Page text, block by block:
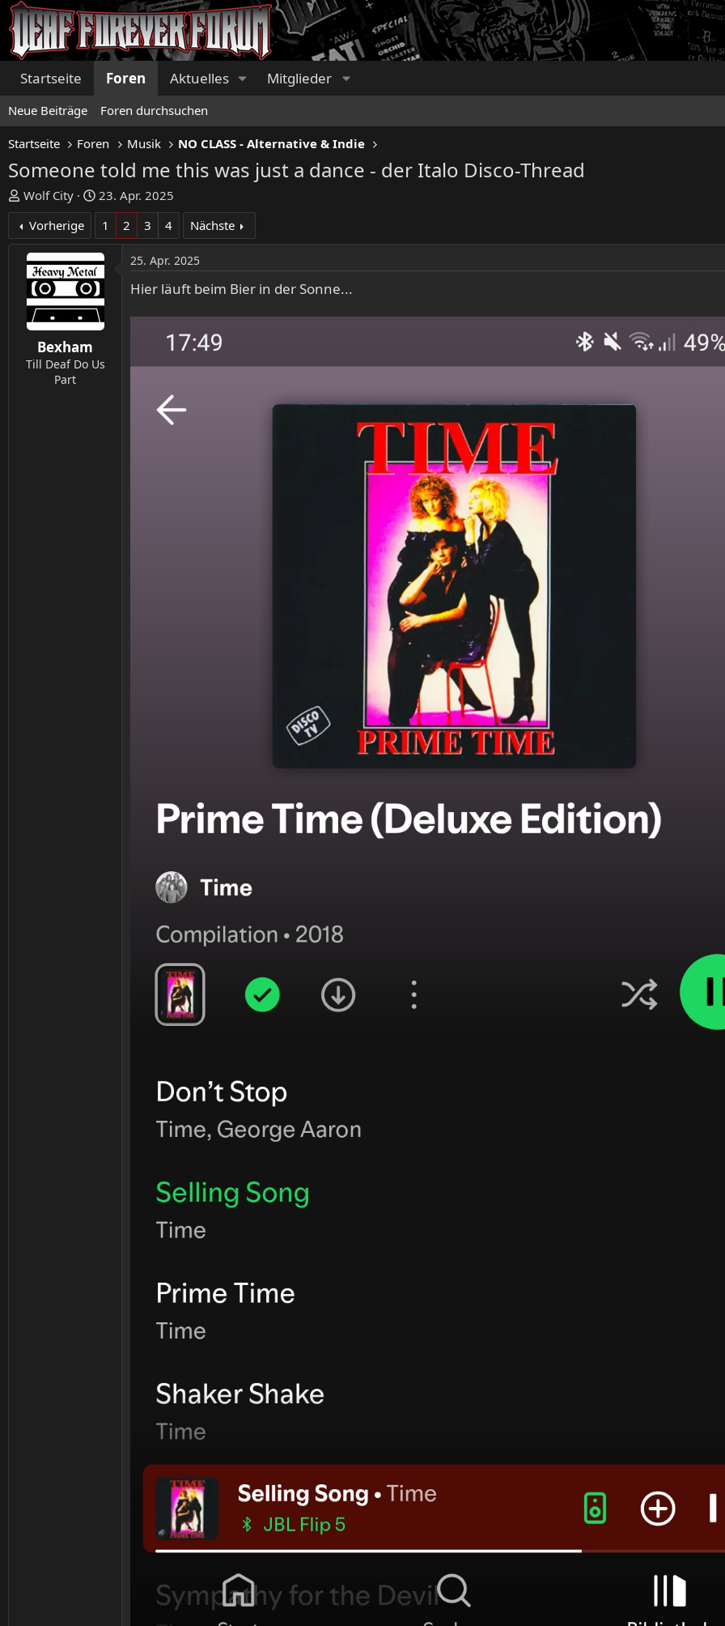
Startseite Foren Aktuelles Mitglieder
Neue Beiträge Foren durchsuchen
Startseite Foren Musik NO CLASS - Alternative & Indie
Someone told me this was just a dance - der Italo Disco-Thread
E
r
t
e
r
Wolf City
E
r
s
t
e
l
l
t
a
23. Apr. 2025
Vorherige
1 2 3 4 Nächste
Bexham
Till Deaf Do Us
Part
25. Apr. 2025
Hier läuft beim Bier in der Sonne...